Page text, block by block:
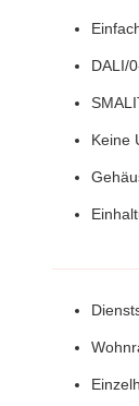
DALI/
Keine